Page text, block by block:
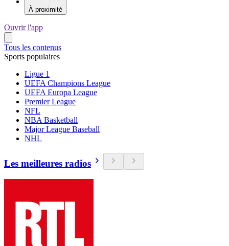
À proximité
Ouvrir l'app
Tous les contenus
Sports populaires
Ligue 1
UEFA Champions League
UEFA Europa League
Premier League
NFL
NBA Basketball
Major League Baseball
NHL
Les meilleures radios